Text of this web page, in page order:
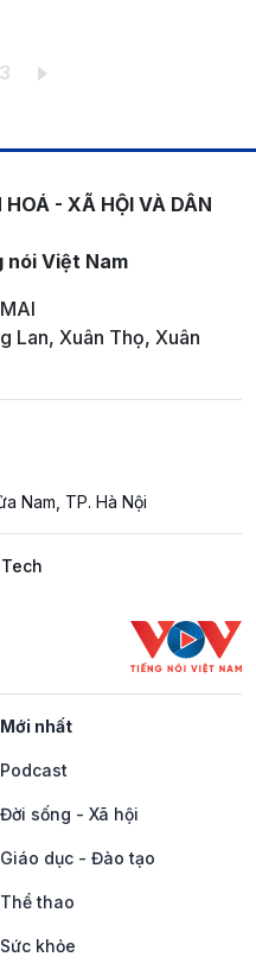
thời
Trang
3
HOÁ - XÃ HỘI VÀ DÂN
nói Việt Nam
Lan, Xuân Thọ, Xuân
Nam, TP. Hà Nội
Mới nhất
Podcast
Đời sống - Xã hội
Giáo dục - Đào tạo
Thể thao
Sức khỏe